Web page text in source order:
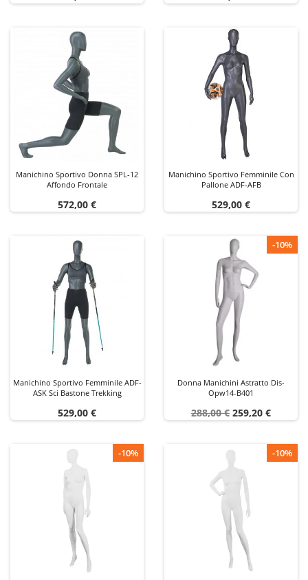
Manichino Sportivo Donna SPL-12
Affondo Frontale
Prezzo
572,00 €
Manichino Sportivo Femminile Con
Pallone ADF-AFB
Prezzo
529,00 €
Manichino Sportivo Femminile ADF-
ASK Sci Bastone Trekking
Prezzo
529,00 €
-10%
Donna Manichini Astratto Dis-
Opw14-B401
Prezzo
288,00 € Prezzo
259,20 €
-10% -10%